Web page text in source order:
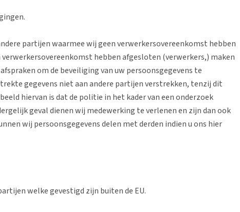
partijen waarmee wij geen verwerkersovereenkomst hebben
hebben afgesloten (verwerkers,) maken
om de beveiliging van uw persoonsgegevens te
gegevens niet aan andere partijen verstrekken, tenzij dit
hiervan is dat de politie in het kader van een onderzoek
geval dienen wij medewerking te verlenen en zijn dan ook
wij persoonsgegevens delen met derden indien u ons hier
welke gevestigd zijn buiten de EU.